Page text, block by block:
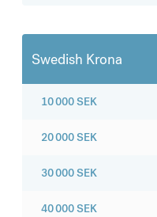
Swedish Krona
10 000SEK
20 000SEK
30 000SEK
40 000SEK